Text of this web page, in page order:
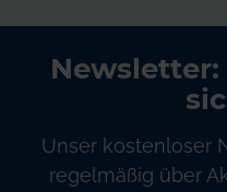
Newsletter:
Unser kostenloser
regelmäßig über